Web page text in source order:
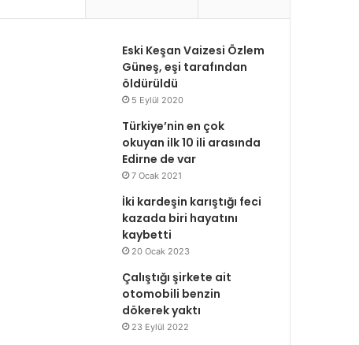
Eski Keşan Vaizesi Özlem
Güneş, eşi tarafından
öldürüldü
5 Eylül 2020
Türkiye’nin en çok
okuyan ilk 10 ili arasında
Edirne de var
7 Ocak 2021
İki kardeşin karıştığı feci
kazada biri hayatını
kaybetti
20 Ocak 2023
Çalıştığı şirkete ait
otomobili benzin
dökerek yaktı
23 Eylül 2022